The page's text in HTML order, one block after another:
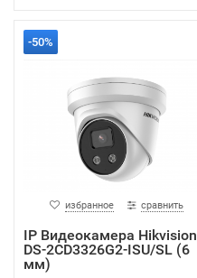
-50%
избранное сравнить
IP Видеокамера Hikvision
DS-2CD3326G2-ISU/SL (6
мм)